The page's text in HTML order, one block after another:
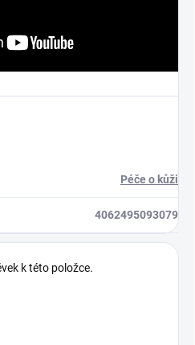
Péče o kůži
4062495093079
k této položce.